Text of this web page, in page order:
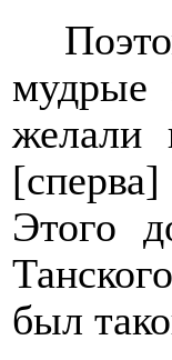
мудрые
желали
Этого
был